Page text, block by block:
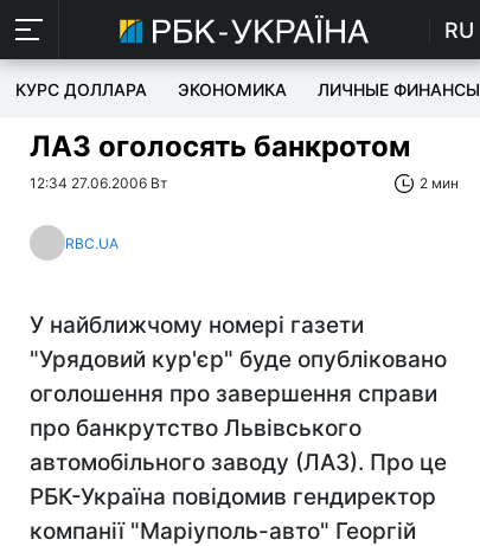
RU
КУРС ДОЛЛАРА ЭКОНОМИКА ЛИЧНЫЕ ФИНАНСЫ
ЛАЗ оголосять банкротом
12:34 27.06.2006 Вт 2 мин
RBC.UA
У найближчому номері газети
"Урядовий кур'єр" буде опубліковано
оголошення про завершення справи
про банкрутство Львівського
автомобільного заводу (ЛАЗ). Про це
РБК-Україна повідомив гендиректор
компанії "Маріуполь-авто" Георгій